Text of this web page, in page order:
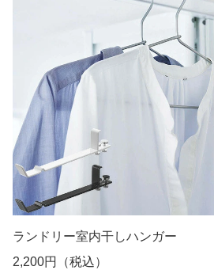
ランドリー室内干しハンガー
2,200円（税込）